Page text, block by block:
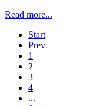
Read more...
Start
Prev
1
2
3
4
...